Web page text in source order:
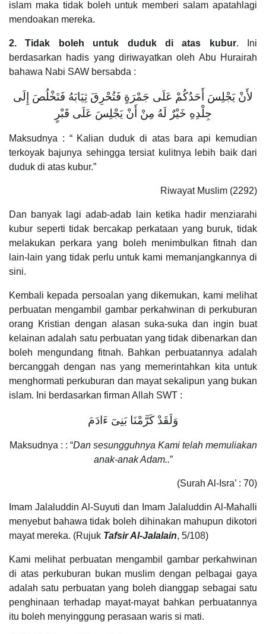
islam maka tidak boleh untuk memberi salam apatahlagi
mendoakan mereka.
2. Tidak boleh untuk duduk di atas kubur. Ini
berdasarkan hadis yang diriwayatkan oleh Abu Hurairah
bahawa Nabi SAW bersabda :
لأَنْ يَجْلِسَ أَحَدُكُمْ عَلَى جَمْرَةٍ فَتُحْرِقَ ثِيَابَهُ فَتَخْلُصَ إِلَى
جِلْدِهِ خَيْرٌ لَهُ مِنْ أَنْ يَجْلِسَ عَلَى قَبْرٍ
Maksudnya : “ Kalian duduk di atas bara api kemudian
terkoyak bajunya sehingga tersiat kulitnya lebih baik dari
duduk di atas kubur.”
Riwayat Muslim (2292)
Dan banyak lagi adab-adab lain ketika hadir menziarahi
kubur seperti tidak bercakap perkataan yang buruk, tidak
melakukan perkara yang boleh menimbulkan fitnah dan
lain-lain yang tidak perlu untuk kami memanjangkannya di
sini.
Kembali kepada persoalan yang dikemukan, kami melihat
perbuatan mengambil gambar perkahwinan di perkuburan
orang Kristian dengan alasan suka-suka dan ingin buat
kelainan adalah satu perbuatan yang tidak dibenarkan dan
boleh mengundang fitnah. Bahkan perbuatannya adalah
bercanggah dengan nas yang memerintahkan kita untuk
menghormati perkuburan dan mayat sekalipun yang bukan
islam. Ini berdasarkan firman Allah SWT :
وَلَقَدْ كَرَّمْنَا بَنِىٓ ءَادَمَ
Maksudnya : : “Dan sesungguhnya Kami telah memuliakan
anak-anak Adam..”
(Surah Al-Isra’ : 70)
Imam Jalaluddin Al-Suyuti dan Imam Jalaluddin Al-Mahalli
menyebut bahawa tidak boleh dihinakan mahupun dikotori
mayat mereka. (Rujuk Tafsir Al-Jalalain, 5/108)
Kami melihat perbuatan mengambil gambar perkahwinan
di atas perkuburan bukan muslim dengan pelbagai gaya
adalah satu perbuatan yang boleh dianggap sebagai satu
penghinaan terhadap mayat-mayat bahkan perbuatannya
itu boleh menyinggung perasaan waris si mati.